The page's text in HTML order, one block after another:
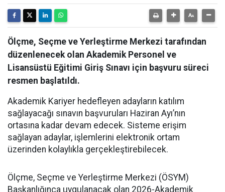
Ölçme, Seçme ve Yerleştirme Merkezi tarafından
düzenlenecek olan Akademik Personel ve
Lisansüstü Eğitimi Giriş Sınavı için başvuru süreci
resmen başlatıldı.
Akademik Kariyer hedefleyen adayların katılım
sağlayacağı sınavın başvuruları Haziran Ayı’nın
ortasına kadar devam edecek. Sisteme erişim
sağlayan adaylar, işlemlerini elektronik ortam
üzerinden kolaylıkla gerçekleştirebilecek.
Ölçme, Seçme ve Yerleştirme Merkezi (ÖSYM)
Başkanlığınca uygulanacak olan 2026-Akademik